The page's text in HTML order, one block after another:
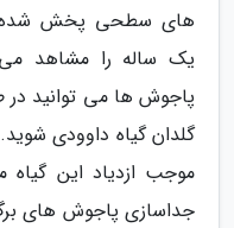
های سطحی پخش شده
یک ساله را مشاهد
پاجوش ها می توانید
گلدان گیاه داوودی
موجب ازدیاد این
جداسازی پاجوش های